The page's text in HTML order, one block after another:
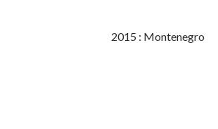
2015 : Montenegro